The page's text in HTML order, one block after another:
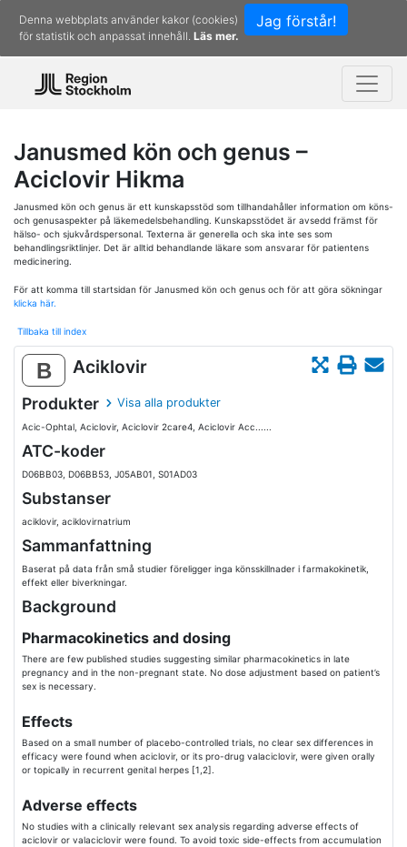
Jag förstår!
Denna webbplats använder kakor (cookies)
för statistik och anpassat innehåll. Läs mer.
Janusmed kön och genus –
Aciclovir Hikma
Janusmed kön och genus är ett kunskapsstöd som tillhandahåller information om köns-
och genusaspekter på läkemedelsbehandling. Kunskapsstödet är avsedd främst för
hälso- och sjukvårdspersonal. Texterna är generella och ska inte ses som
behandlingsriktlinjer. Det är alltid behandlande läkare som ansvarar för patientens
medicinering.
För att komma till startsidan för Janusmed kön och genus och för att göra sökningar
klicka här.
Tillbaka till index
B Aciklovir
Produkter Visa alla produkter
Acic-Ophtal, Aciclovir, Aciclovir 2care4, Aciclovir Acc......
ATC-koder
D06BB03, D06BB53, J05AB01, S01AD03
Substanser
aciklovir, aciklovirnatrium
Sammanfattning
Baserat på data från små studier föreligger inga könsskillnader i farmakokinetik,
effekt eller biverkningar.
Background
Pharmacokinetics and dosing
There are few published studies suggesting similar pharmacokinetics in late
pregnancy and in the non-pregnant state. No dose adjustment based on patient’s
sex is necessary.
Effects
Based on a small number of placebo-controlled trials, no clear sex differences in
efficacy were found when aciclovir, or its pro-drug valaciclovir, were given orally
or topically in recurrent genital herpes [1,2].
Adverse effects
No studies with a clinically relevant sex analysis regarding adverse effects of
aciclovir or valaciclovir were found. To avoid toxic side-effects from accumulation